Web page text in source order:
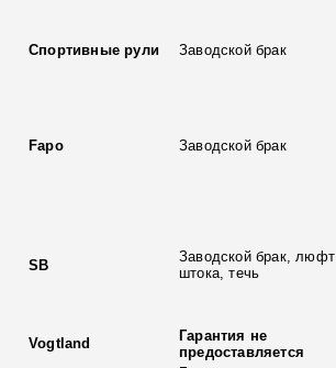
Спортивные рули Заводской брак
Fapo Заводской брак
SB
Заводской брак, люфт
штока, течь
Vogtland
Гарантия не
предоставляется